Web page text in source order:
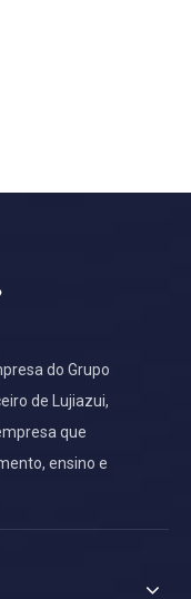
do Grupo
de Lujiazui,
que
ensino e